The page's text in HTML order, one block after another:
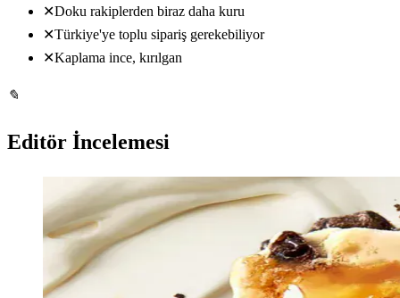
✕Doku rakiplerden biraz daha kuru
✕Türkiye'ye toplu sipariş gerekebiliyor
✕Kaplama ince, kırılgan
✎
Editör İncelemesi